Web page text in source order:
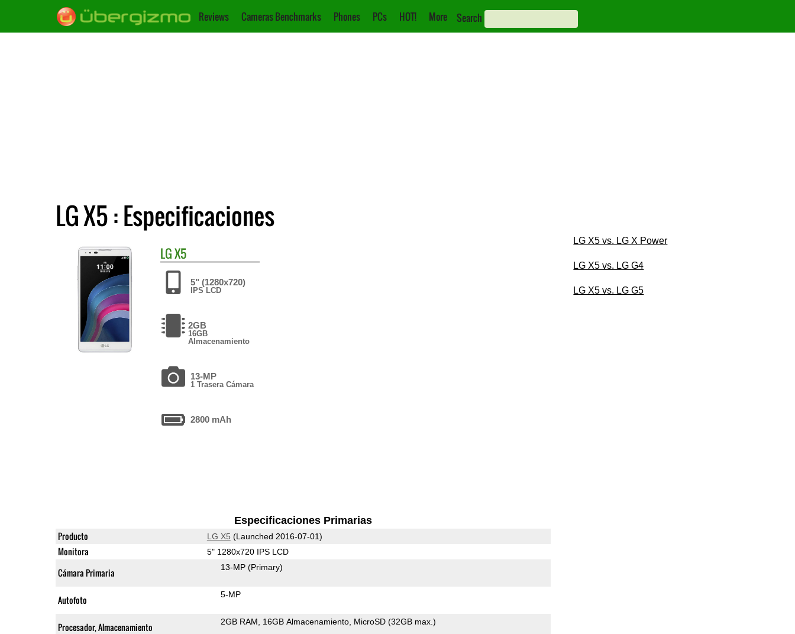
Reviews Cameras Benchmarks Phones PCs HOT! More Search
LG X5 : Especificaciones
LGX5
5" (1280x720)
IPS LCD
2GB
16GB
Almacenamiento
13-MP
1 Trasera Cámara
2800 mAh
Especificaciones Primarias
Producto LG X5 (Launched 2016-07-01)
Monitora 5" 1280x720 IPS LCD
Cámara Primaria 13-MP (Primary)
Autofoto 5-MP
Procesador, Almacenamiento 2GB RAM 16GB Almacenamiento MicroSD (32GB max.)
LG X5 vs. LG X Power
LG X5 vs. LG G4
LG X5 vs. LG G5